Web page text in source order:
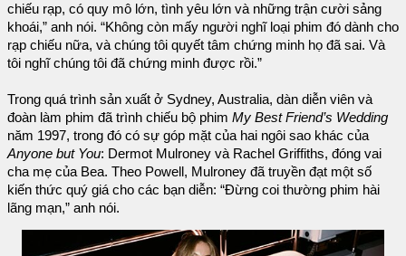
chiếu rạp, có quy mô lớn, tình yêu lớn và những trận cười sảng
khoái,” anh nói. “Không còn mấy người nghĩ loại phim đó dành cho
rạp chiếu nữa, và chúng tôi quyết tâm chứng minh họ đã sai. Và
tôi nghĩ chúng tôi đã chứng minh được rồi.”
Trong quá trình sản xuất ở Sydney, Australia, dàn diễn viên và
đoàn làm phim đã trình chiếu bộ phim My Best Friend’s Wedding
năm 1997, trong đó có sự góp mặt của hai ngôi sao khác của
Anyone but You: Dermot Mulroney và Rachel Griffiths, đóng vai
cha mẹ của Bea. Theo Powell, Mulroney đã truyền đạt một số
kiến thức quý giá cho các bạn diễn: “Đừng coi thường phim hài
lãng mạn,” anh nói.